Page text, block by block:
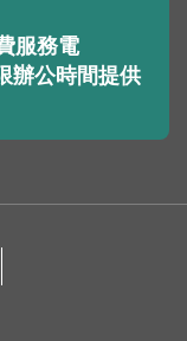
服務電
辦公時間提供